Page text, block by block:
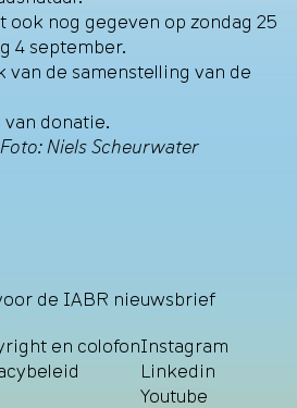
ook nog gegeven op zondag 25
4 september.
de samenstelling van de
donatie.
Niels Scheurwater
de IABR nieuwsbrief
en colofonInstagram
Linkedin
Youtube